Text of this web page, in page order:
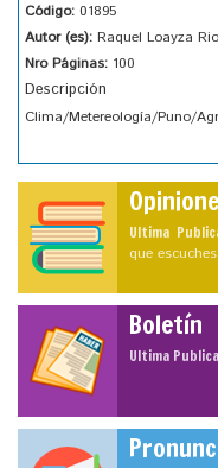
Código: 01895
Autor (es): Raquel Loayza
Nro Páginas: 100
Descripción
Clima/Metereología/Puno/
Ultima
que escuches
Boletín
Ultima